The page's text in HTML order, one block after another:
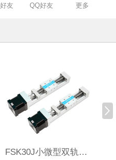
友 QQ好友 更多
FSK30J小微型双轨丝杆直线模组